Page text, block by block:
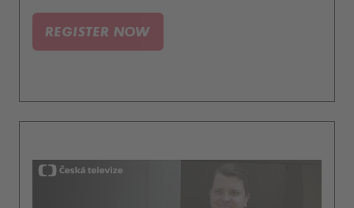
REGISTER NOW